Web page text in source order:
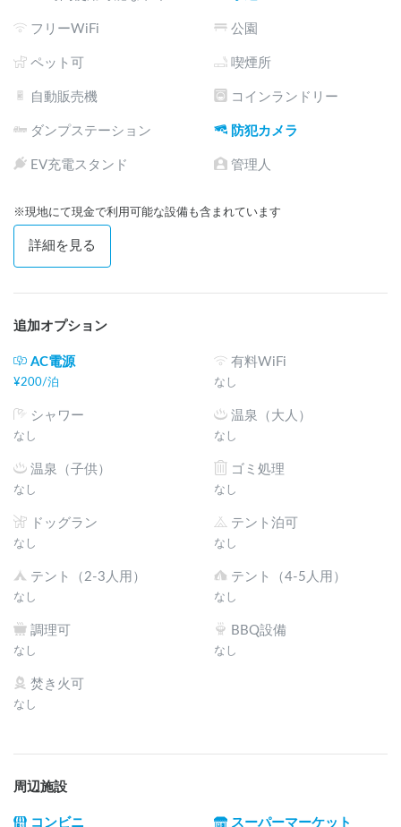
フリーWiFi 公園
ペット可 喫煙所
自動販売機 コインランドリー
ダンプステーション 防犯カメラ
EV充電スタンド 管理人
※現地にて現金で利用可能な設備も含まれています
詳細を見る
追加オプション
AC電源
¥200/泊
有料WiFi
なし
シャワー
なし
温泉（大人）
なし
温泉（子供）
なし
ゴミ処理
なし
ドッグラン
なし
テント泊可
なし
テント（2-3人用）
なし
テント（4-5人用）
なし
調理可
なし
BBQ設備
なし
焚き火可
なし
周辺施設
コンビニ スーパーマーケット